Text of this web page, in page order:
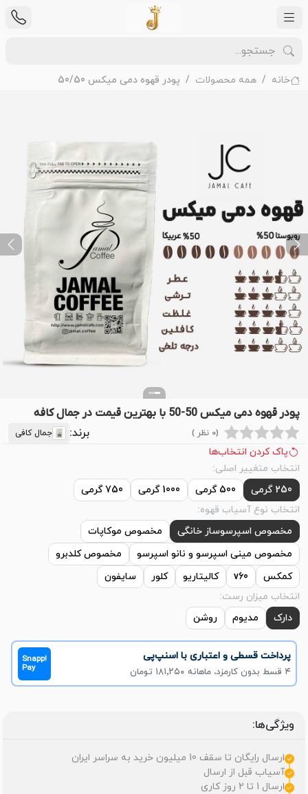
خانه همه محصولات پودر قهوه دمی میکس 50/50
Previous
پودر قهوه دمی میکس 50-50 با بهترین قیمت در جمال کافه
(0 نظر ) برند: جمال کافی
پاک کردن انتخاب‌ها
انتخاب متغییر اصلی:
250 گرمی
500 گرمی 1000 گرمی
750 گرمی
انتخاب نوع آسیاب قهوه:
مخصوص اسپرسوساز خانگی
مخصوص موکاپات
مخصوص مینی اسپرسو و نانو اسپرسو
مخصوص کلدبرو
کمکس
v60 کالیتاریو کلور
سایفون
انتخاب میزان رست:
دارک
مدیوم روشن
پرداخت قسطی و اعتباری با اسنپ‌پی
۴ قسط بدون کارمزد، ماهانه ۱۸۱٬۲۵۰ تومان
Snapp!
Pay
ویژگی‌ها:
ارسال رایگان تا سقف 10 میلیون خرید به سراسر ایران
آسیاب قبل از ارسال
ارسال 1 تا 2 روز کاری